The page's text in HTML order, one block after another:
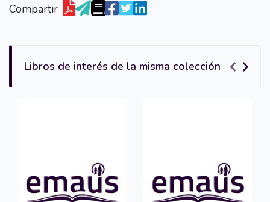
Compartir
Libros de interés de la misma colección